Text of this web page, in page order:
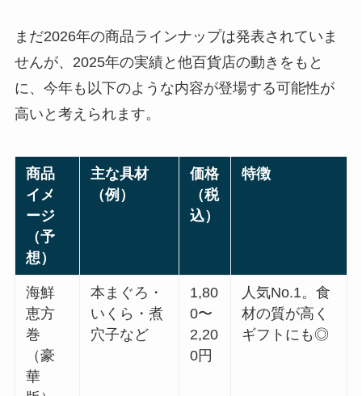
まだ2026年の商品ラインナップは発表されていま
せんが、2025年の実績と他百貨店の動きをもと
に、今年も以下のような内容が登場する可能性が
高いと考えられます。
商品
イメ
ージ
（予
想）
主な具材
（例）
価格
（税
込）
特徴
海鮮
恵方
巻
（豪
華
本まぐろ・
いくら・煮
穴子など
1,80
0〜
2,20
0円
人気No.1。食
材の質が高く
ギフトにも◎